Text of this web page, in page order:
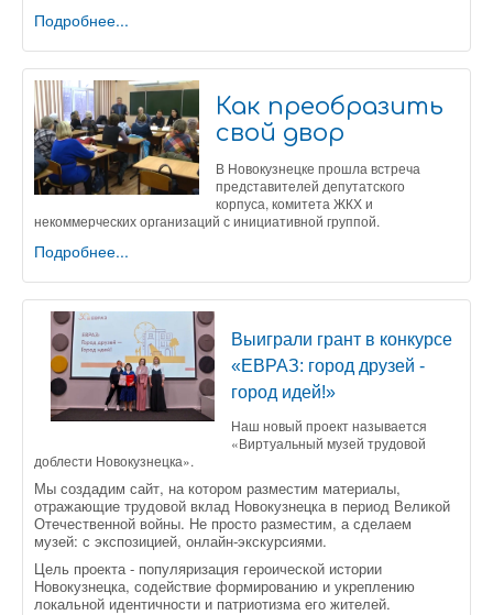
Подробнее...
Как преобразить
свой двор
В Новокузнецке прошла встреча
представителей депутатского
корпуса, комитета ЖКХ и
некоммерческих организаций с инициативной группой.
Подробнее...
Выиграли грант в конкурсе
«ЕВРАЗ: город друзей -
город идей!»
Наш новый проект называется
«Виртуальный музей трудовой
доблести Новокузнецка».
Мы создадим сайт, на котором разместим материалы,
отражающие трудовой вклад Новокузнецка в период Великой
Отечественной войны. Не просто разместим, а сделаем
музей: с экспозицией, онлайн-экскурсиями.
Цель проекта - популяризация героической истории
Новокузнецка, содействие формированию и укреплению
локальной идентичности и патриотизма его жителей.